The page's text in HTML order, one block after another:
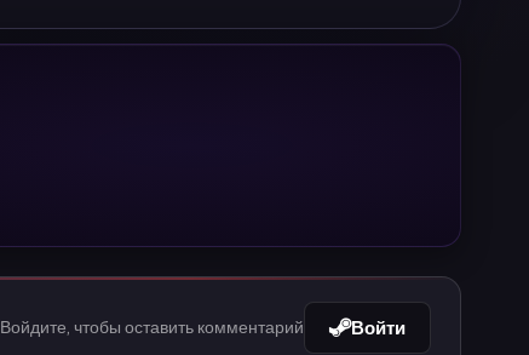
Войдите, чтобы оставить комментарий Войти